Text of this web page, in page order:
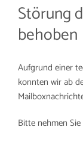
Störung
behoben
Aufgrund einer
konnten wir ab
Bitte nehmen